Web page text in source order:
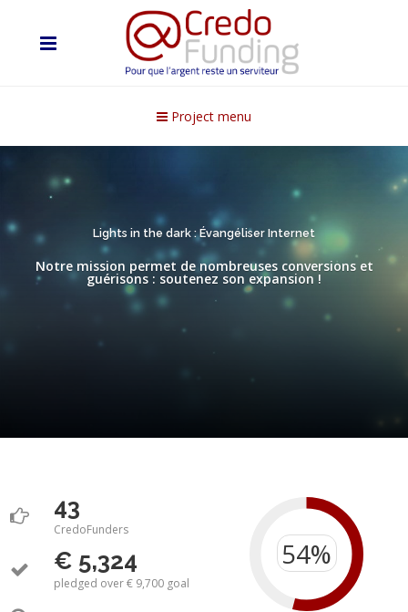
Project menu
Lights in the dark : Évangéliser Internet
Notre mission permet de nombreuses conversions et
guérisons : soutenez son expansion !
43
CredoFunders
€ 5,324
pledged over € 9,700 goal